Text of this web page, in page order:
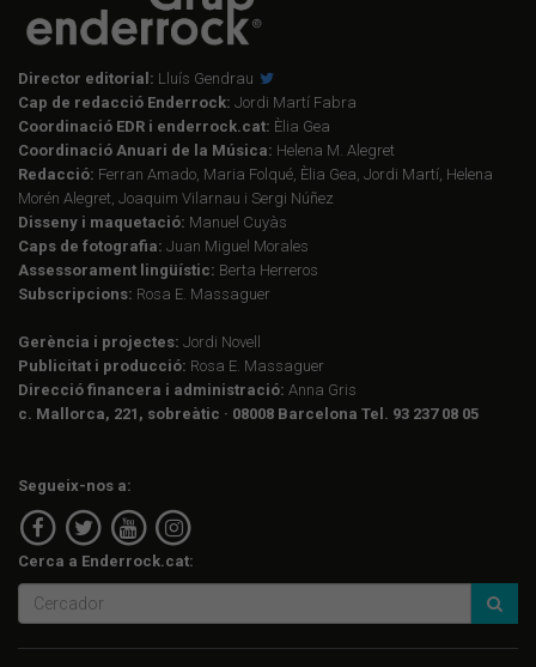
Director editorial: Lluís Gendrau
Cap de redacció Enderrock: Jordi Martí Fabra
Coordinació EDR i enderrock.cat: Èlia Gea
Coordinació Anuari de la Música: Helena M. Alegret
Redacció: Ferran Amado, Maria Folqué, Èlia Gea, Jordi Martí, Helena
Morén Alegret, Joaquim Vilarnau i Sergi Núñez
Disseny i maquetació: Manuel Cuyàs
Caps de fotografia: Juan Miguel Morales
Assessorament lingüístic: Berta Herreros
Subscripcions: Rosa E. Massaguer
Gerència i projectes: Jordi Novell
Publicitat i producció: Rosa E. Massaguer
Direcció financera i administració: Anna Gris
c. Mallorca, 221, sobreàtic · 08008 Barcelona Tel. 93 237 08 05
Segueix-nos a:
Cerca a Enderrock.cat: